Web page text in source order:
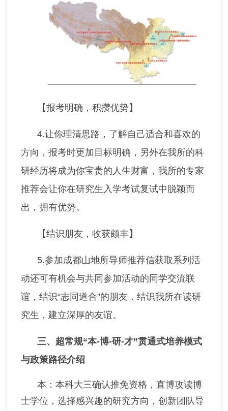
【报考明确，积攒优势】
4.让你理清思路，了解自己适合和喜欢的
方向，报考时更加目标明确，另外在我所的科
研经历将成为你宝贵的人生财富，我所的专家
推荐会让你在研究生入学考试复试中脱颖而
出，拥有优势。
【结识朋友，收获颇丰】
5.参加成都山地所导师推荐信获取系列活
动还可有机会与共同参加活动的同学交流联
谊，结识“志同道合”的朋友，结识我所在读研
究生，建立深厚的友谊。
三、 超常规“本-博-研-才”贯通式培养模式
与政策路径介绍
本：本科大三确认推免资格，直博攻读博
士学位，选择感兴趣的研究方向，创新团队导